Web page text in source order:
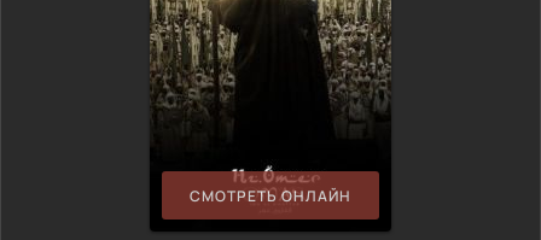
СМОТРЕТЬ ОНЛАЙН